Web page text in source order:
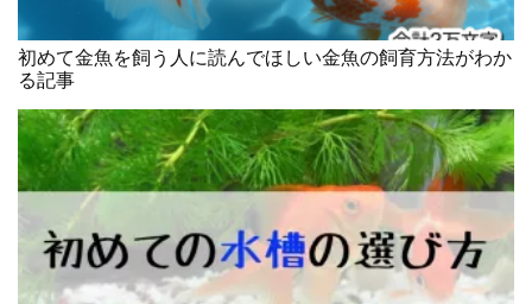
初めて金魚を飼う人に読んでほしい金魚の飼育方法がわか
る記事